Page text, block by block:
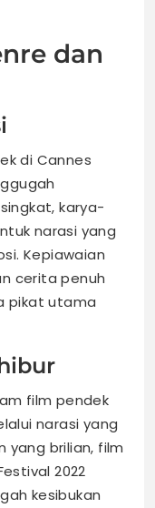
dan
di Cannes
karya-
narasi yang
Kepiawaian
cerita penuh
pikat utama
film pendek
narasi yang
yang brilian, film
2022
kesibukan